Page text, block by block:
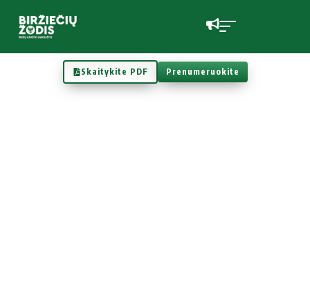
Skaitykite PDF Prenumeruokite